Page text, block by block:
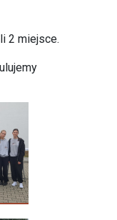
2 miejsce.